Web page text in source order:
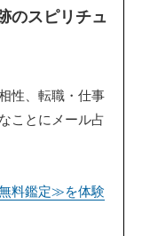
のスピリチュ
性、転職・仕事
ことにメール占
料鑑定≫を体験